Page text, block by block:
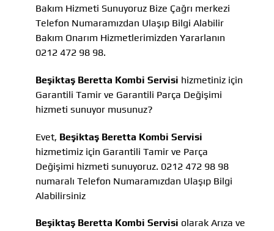
Bakım Hizmeti Sunuyoruz Bize Çağrı merkezi
Telefon Numaramızdan Ulaşıp Bilgi Alabilir
Bakım Onarım Hizmetlerimizden Yararlanın
0212 472 98 98.
Beşiktaş Beretta Kombi Servisi hizmetiniz için
Garantili Tamir ve Garantili Parça Değişimi
hizmeti sunuyor musunuz?
Evet, Beşiktaş Beretta Kombi Servisi
hizmetimiz için Garantili Tamir ve Parça
Değişimi hizmeti sunuyoruz. 0212 472 98 98
numaralı Telefon Numaramızdan Ulaşıp Bilgi
Alabilirsiniz
Beşiktaş Beretta Kombi Servisi olarak Arıza ve